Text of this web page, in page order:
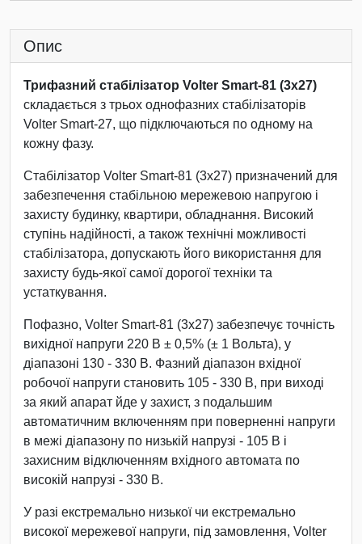
Опис
Трифазний стабілізатор Volter Smart-81 (3х27)
складається з трьох однофазних стабілізаторів
Volter Smart-27, що підключаються по одному на
кожну фазу.
Стабілізатор Volter Smart-81 (3х27) призначений для
забезпечення стабільною мережевою напругою і
захисту будинку, квартири, обладнання. Високий
ступінь надійності, а також технічні можливості
стабілізатора, допускають його використання для
захисту будь-якої самої дорогої техніки та
устаткування.
Пофазно, Volter Smart-81 (3х27) забезпечує точність
вихідної напруги 220 В ± 0,5% (± 1 Вольта), у
діапазоні 130 - 330 В. Фазний діапазон вхідної
робочої напруги становить 105 - 330 В, при виході
за який апарат йде у захист, з подальшим
автоматичним включенням при поверненні напруги
в межі діапазону по низькій напрузі - 105 В і
захисним відключенням вхідного автомата по
високій напрузі - 330 В.
У разі екстремально низької чи екстремально
високої мережевої напруги, під замовлення, Volter